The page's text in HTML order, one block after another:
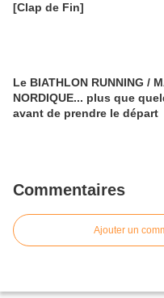
[Clap de Fin]
Le BIATHLON RUNNING /
NORDIQUE... plus que
avant de prendre le départ
Commentaires
Ajouter un